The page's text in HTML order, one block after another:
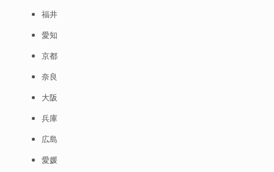
福井
愛知
京都
奈良
大阪
兵庫
広島
愛媛